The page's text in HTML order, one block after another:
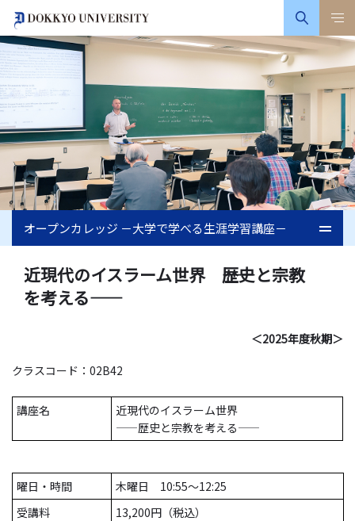
オープンカレッジ －大学で学べる生涯学習講座－
近現代のイスラーム世界 ――歴史と宗教
を考える――
＜2025年度秋期＞
クラスコード：02B42
講座名
近現代のイスラーム世界
――歴史と宗教を考える――
曜日・時間
木曜日 10:55～12:25
受講料
13,200円（税込）